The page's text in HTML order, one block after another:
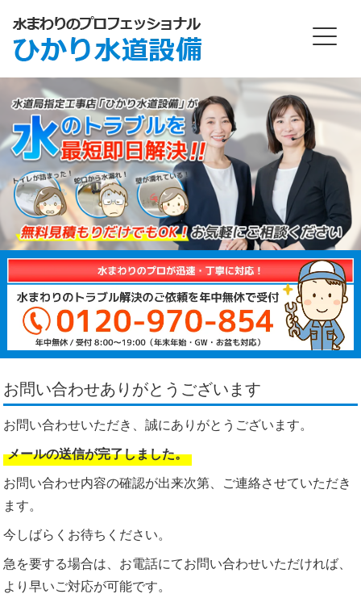
お問い合わせありがとうございます
お問い合わせいただき、誠にありがとうございます。
メールの送信が完了しました。
お問い合わせ内容の確認が出来次第、ご連絡させていただき
ます。
今しばらくお待ちください。
急を要する場合は、お電話にてお問い合わせいただければ、
より早いご対応が可能です。